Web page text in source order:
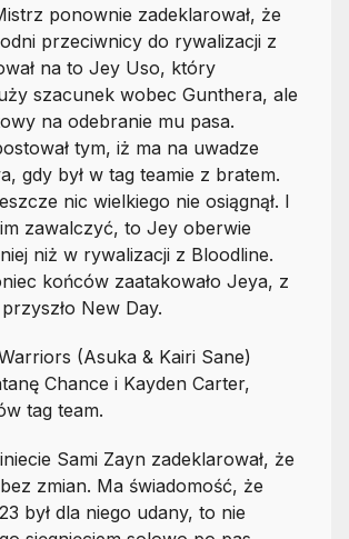
ponownie zadeklarował, że
przeciwnicy do rywalizacji z
na to Jey Uso, który
szacunek wobec Gunthera, ale
na odebranie mu pasa.
tym, iż ma na uwadze
gdy był w tag teamie z bratem.
nic wielkiego nie osiągnął. I
zawalczyć, to Jey oberwie
niż w rywalizacji z Bloodline.
końców zaatakowało Jeya, z
New Day.
(Asuka & Kairi Sane)
Chance i Kayden Carter,
tag team.
Sami Zayn zadeklarował, że
zmian. Ma świadomość, że
był dla niego udany, to nie